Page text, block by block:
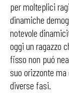
per molteplici
dinamiche
notevole
oggi un ragazzo
fisso non puó
suo orizzonte
diverse fasi.